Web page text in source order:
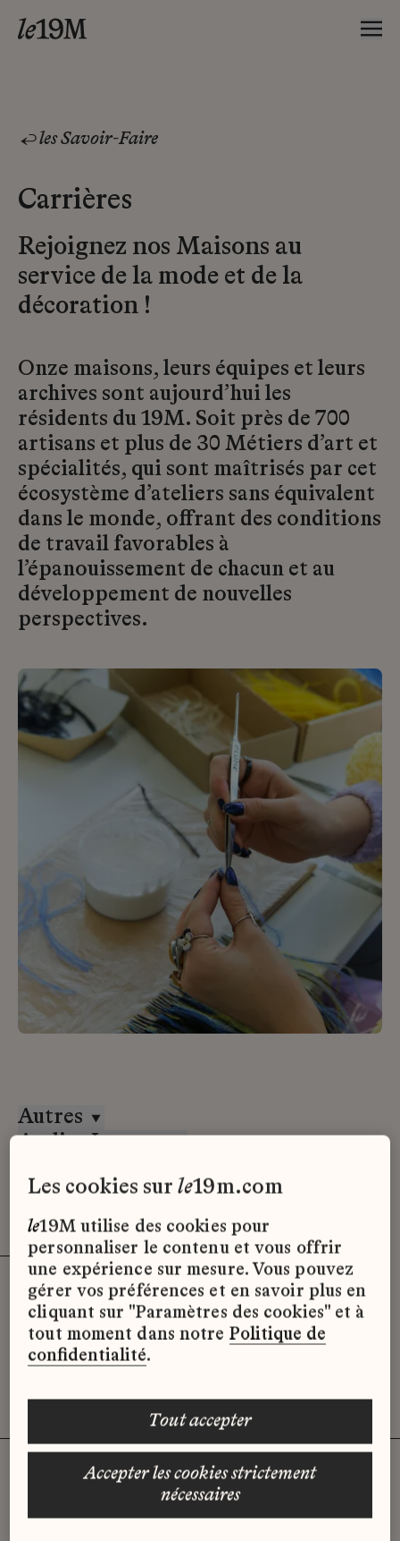
les Savoir-Faire
Carrières
Rejoignez nos Maisons au
service de la mode et de la
décoration !
Onze maisons, leurs équipes et leurs
archives sont aujourd’hui les
résidents du 19M. Soit près de 700
artisans et plus de 30 Métiers d’art et
spécialités, qui sont maîtrisés par cet
écosystème d’ateliers sans équivalent
dans le monde, offrant des conditions
de travail favorables à
l’épanouissement de chacun et au
développement de nouvelles
perspectives.
Autres
Atelier Lognon
Désolé, il semble qu’il n’y ait pas
d’offres d’emploi disponibles pour le
moment.
Vous n'avez pas trouvé d'offre
les cookies surle19m.com
le19M utilise des cookies pour
personnaliser le contenu et vous offrir
une expérience sur mesure. Vous pouvez
gérer vos préférences et en savoir plus en
cliquant sur "Paramètres des cookies" et à
tout moment dans notre Politique de
confidentialité.
accepter les cookies strictement
nécessaires
tout accepter